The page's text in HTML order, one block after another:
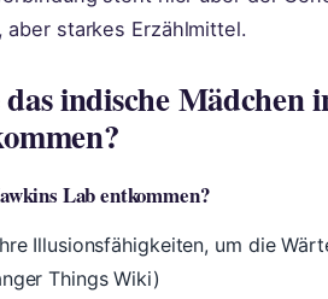
aber starkes Erzählmittel.
indische Mädchen
Lab entkommen?
Illusionsfähigkeiten, um die
Things Wiki)